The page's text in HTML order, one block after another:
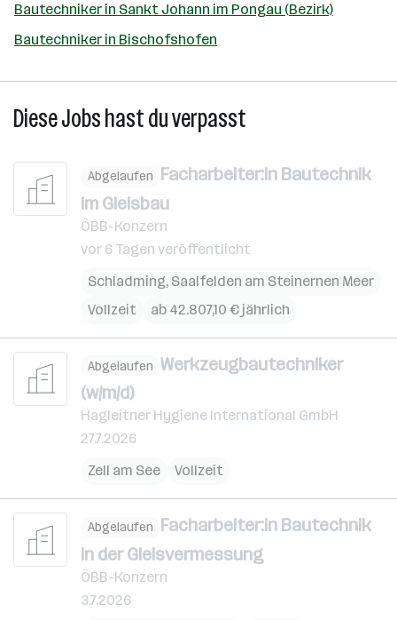
Bautechniker in Sankt Johann im Pongau (Bezirk)
Bautechniker in Bischofshofen
Diese Jobs hast du verpasst
Abgelaufen Facharbeiter:in Bautechnik
im Gleisbau
ÖBB-Konzern
vor 6 Tagen veröffentlicht
Schladming, Saalfelden am Steinernen Meer
Vollzeit
ab 42.807,10 € jährlich
Abgelaufen Werkzeugbautechniker
(w/m/d)
Hagleitner Hygiene International GmbH
27.7.2026
Zell am See
Vollzeit
Abgelaufen Facharbeiter:in Bautechnik
in der Gleisvermessung
ÖBB-Konzern
3.7.2026